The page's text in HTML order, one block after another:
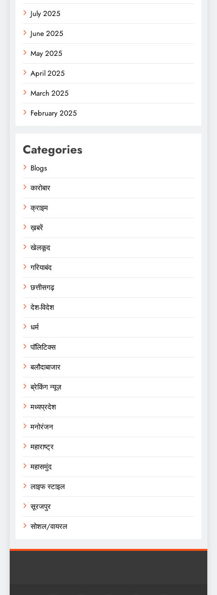
July 2025
June 2025
May 2025
April 2025
March 2025
February 2025
Categories
Blogs
कारोबार
क्राइम
ख़बरें
खेलकूद
गरियाबंद
छत्तीसगढ़
देश-विदेश
धर्म
पॉलिटिक्स
बलौदाबाजार
ब्रेकिंग न्यूज़
मध्यप्रदेश
मनोरंजन
महाराष्ट्र
महासमुंद
लाइफ स्टाइल
सूरजपुर
सोशल/वायरल